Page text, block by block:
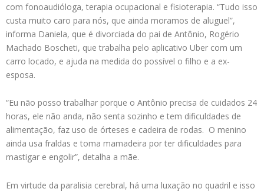
com fonoaudióloga, terapia ocupacional e fisioterapia. “Tudo isso
custa muito caro para nós, que ainda moramos de aluguel”,
informa Daniela, que é divorciada do pai de Antônio, Rogério
Machado Boscheti, que trabalha pelo aplicativo Uber com um
carro locado, e ajuda na medida do possível o filho e a ex-
esposa.
“Eu não posso trabalhar porque o Antônio precisa de cuidados 24
horas, ele não anda, não senta sozinho e tem dificuldades de
alimentação, faz uso de órteses e cadeira de rodas. O menino
ainda usa fraldas e toma mamadeira por ter dificuldades para
mastigar e engolir”, detalha a mãe.
Em virtude da paralisia cerebral, há uma luxação no quadril e isso